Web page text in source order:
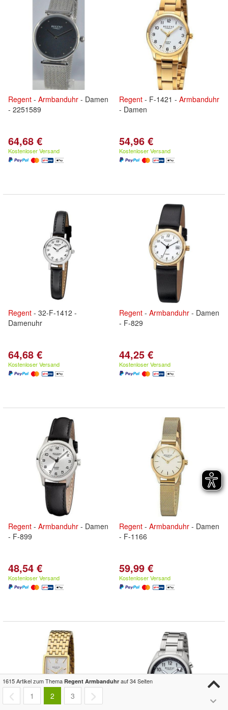
Regent - Armbanduhr - Damen
- 2251589
64,68 €
Kostenloser Versand
Regent - F-1421 - Armbanduhr
- Damen
54,96 €
Kostenloser Versand
Regent - 32-F-1412 -
Damenuhr
64,68 €
Kostenloser Versand
Regent - Armbanduhr - Damen
- F-829
44,25 €
Kostenloser Versand
Regent - Armbanduhr - Damen
- F-899
48,54 €
Kostenloser Versand
Regent - Armbanduhr - Damen
- F-1166
59,99 €
Kostenloser Versand
1615 Artikel zum Thema Regent Armbanduhr auf 34 Seiten
1 2 3